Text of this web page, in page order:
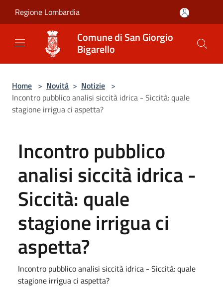
Regione Lombardia
Comune di San Giorgio
Bigarello
Home > Novità > Notizie >
Incontro pubblico analisi siccità idrica - Siccità: quale
stagione irrigua ci aspetta?
Incontro pubblico
analisi siccità idrica -
Siccità: quale
stagione irrigua ci
aspetta?
Incontro pubblico analisi siccità idrica - Siccità: quale
stagione irrigua ci aspetta?